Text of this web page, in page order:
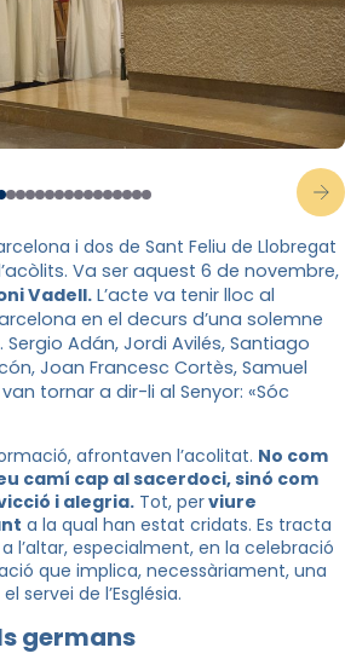
i dos de Sant Feliu de Llobregat
Va ser aquest 6 de novembre,
Vadell. L’acte va tenir lloc al
en el decurs d’una solemne
Adán, Jordi Avilés, Santiago
Joan Francesc Cortès, Samuel
tornar a dir-li al Senyor: «Sóc
afrontaven l’acolitat. No com
camí cap al sacerdoci, sinó com
i alegria. Tot, perviure
a la qual han estat cridats. Es tracta
l’altar, especialment, en la celebració
que implica, necessàriament, una
servei de l’Església.
germans